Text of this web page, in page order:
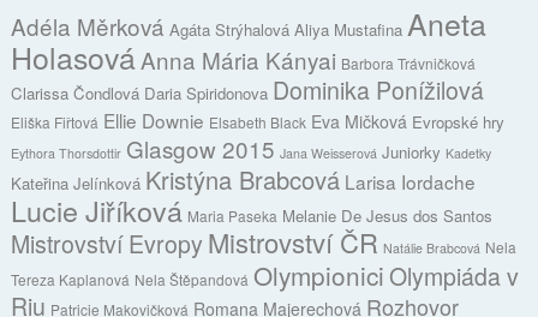
Adéla Měrková Agáta Strýhalová Aliya Mustafina Aneta
HolasováAnna Mária Kányai Barbora Trávničková
Clarissa Čondlová Daria Spiridonova Dominika Ponížilová
Eliška Fiřtová Ellie Downie Elsabeth Black Eva Mičková Evropské hry
Eythora Thorsdottir Glasgow 2015 Jana Weisserová Juniorky Kadetky
Kateřina Jelínková Kristýna Brabcová Larisa Iordache
Lucie Jiříková Maria Paseka Melanie De Jesus dos Santos
Mistrovství Evropy Mistrovství ČR Natálie Brabcová Nela
Tereza Kaplanová Nela Štěpandová OlympioniciOlympiáda v
Riu Patricie Makovičková Romana Majerechová Rozhovor